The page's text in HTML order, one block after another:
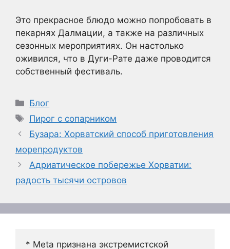
Это прекрасное блюдо можно попробовать в
пекарнях Далмации, а также на различных
сезонных мероприятиях. Он настолько
оживился, что в Дуги-Рате даже проводится
собственный фестиваль.
Рубрики
Блог
Метки
Пирог с сопарником
Бузара: Хорватский способ приготовления
морепродуктов
Адриатическое побережье Хорватии:
радость тысячи островов
* Meta признана экстремистской